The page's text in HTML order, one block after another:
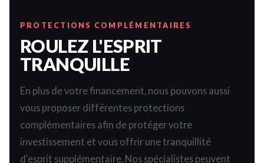
PROTECTIONS COMPLÉMENTAIRES
ROULEZ L'ESPRIT
TRANQUILLE
En plus de votre financement, nous pouvons aussi
vous proposer différentes protections
complémentaires afin de protéger votre
investissement et vous offrir une tranquillité
d'esprit supplémentaire. Nos spécialistes peuvent